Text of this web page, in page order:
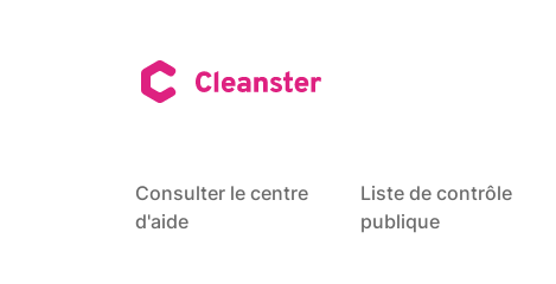
Consulter le centre
d'aide
Liste de contrôle
publique